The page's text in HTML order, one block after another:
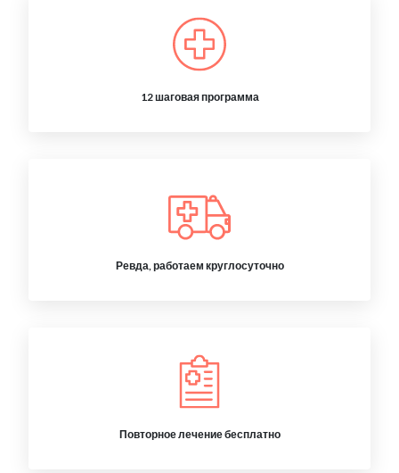
12 шаговая программа
Ревда, работаем круглосуточно
Повторное лечение бесплатно